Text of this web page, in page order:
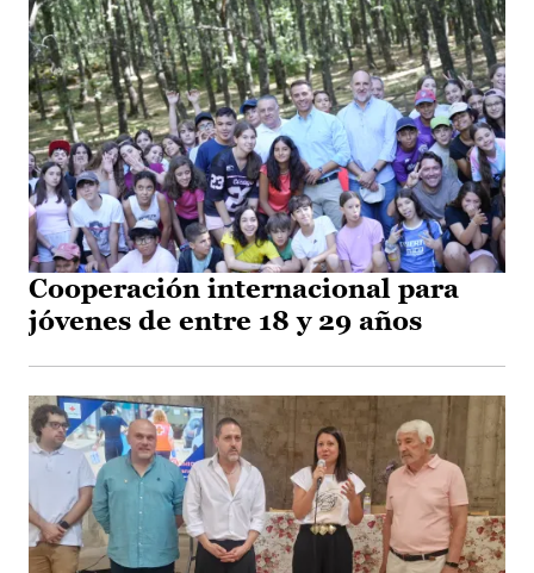
Cooperación internacional para
jóvenes de entre 18 y 29 años